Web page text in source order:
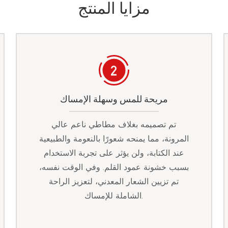
مزايا المنتج
مريحة للمس وسهلة الإمساك
تم تصميمه بغلاف مطاطي ناعم عالي
المرونة، مما يمنحه شعورًا بالنعومة والطبيعية
عند الكتابة، ولن يؤثر على تجربة الاستخدام
بسبب خشونة عمود القلم. وفي الوقت نفسه،
تم تزيين الشعار المعدني، لتعزيز الراحة
الشاملة للإمساك.